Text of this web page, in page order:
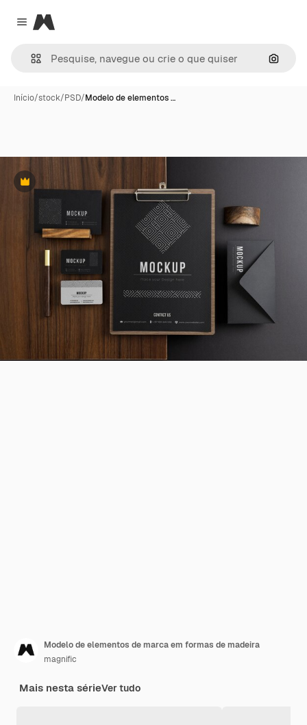
Close menu
Magnific
Início/stock/PSD/Modelo de elementos …
Premium
Modelo de elementos de marca em formas de madeira
magnific
Mais nesta sérieVer tudo